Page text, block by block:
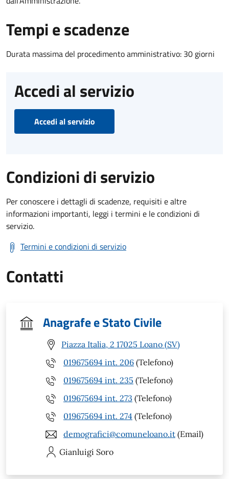
Tempi e scadenze
Durata massima del procedimento amministrativo: 30 giorni
Accedi al servizio
Accedi al servizio
Condizioni di servizio
Per conoscere i dettagli di scadenze, requisiti e altre
informazioni importanti, leggi i termini e le condizioni di
servizio.
Termini e condizioni di servizio
Contatti
Anagrafe e Stato Civile
Piazza Italia, 2 17025 Loano (SV)
019675694 int. 206 (Telefono)
019675694 int. 235 (Telefono)
019675694 int. 273 (Telefono)
019675694 int. 274 (Telefono)
demografici@comuneloano.it (Email)
Gianluigi Soro